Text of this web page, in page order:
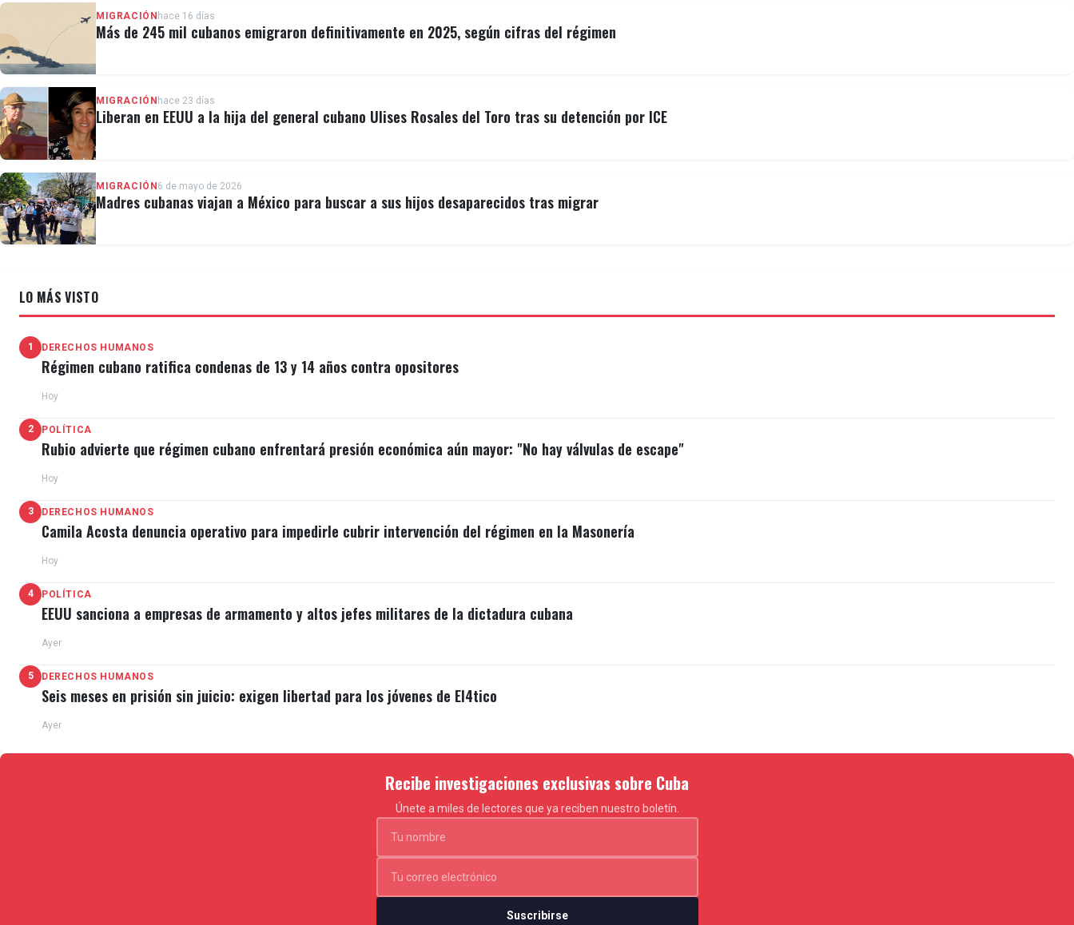
MIGRACIÓN hace 16 días
Más de 245 mil cubanos emigraron definitivamente en 2025, según cifras del régimen
MIGRACIÓN hace 23 días
Liberan en EEUU a la hija del general cubano Ulises Rosales del Toro tras su detención por ICE
MIGRACIÓN6 de mayo de 2026
Madres cubanas viajan a México para buscar a sus hijos desaparecidos tras migrar
LO MÁS VISTO
1 DERECHOS HUMANOS
Régimen cubano ratifica condenas de 13 y 14 años contra opositores
Hoy
2 POLÍTICA
Rubio advierte que régimen cubano enfrentará presión económica aún mayor: "No hay válvulas de escape"
Hoy
3 DERECHOS HUMANOS
Camila Acosta denuncia operativo para impedirle cubrir intervención del régimen en la Masonería
Hoy
4 POLÍTICA
EEUU sanciona a empresas de armamento y altos jefes militares de la dictadura cubana
Ayer
5 DERECHOS HUMANOS
Seis meses en prisión sin juicio: exigen libertad para los jóvenes de El4tico
Ayer
Recibe investigaciones exclusivas sobre Cuba
Únete a miles de lectores que ya reciben nuestro boletín.
Suscribirse